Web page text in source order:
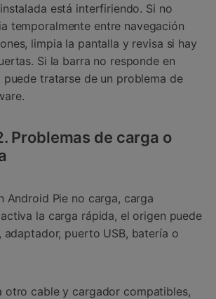
está interfiriendo. Si no
temporalmente entre navegación
limpia la pantalla y revisa si hay
Si la barra no responde en
puede tratarse de un problema de
Problemas de carga o
Android Pie no carga, carga
la carga rápida, el origen puede
adaptador, puerto USB, batería o
otro cable y cargador compatibles,